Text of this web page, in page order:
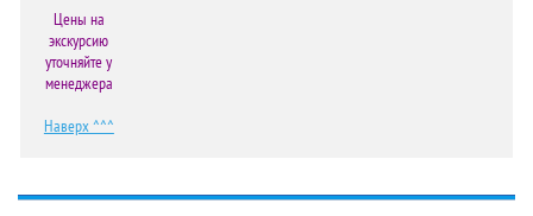
Цены на
экскурсию
уточняйте у
менеджера
Наверх ^^^